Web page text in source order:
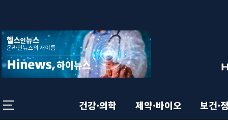
단
영
역
건강·의학 제약·바이오 보건·